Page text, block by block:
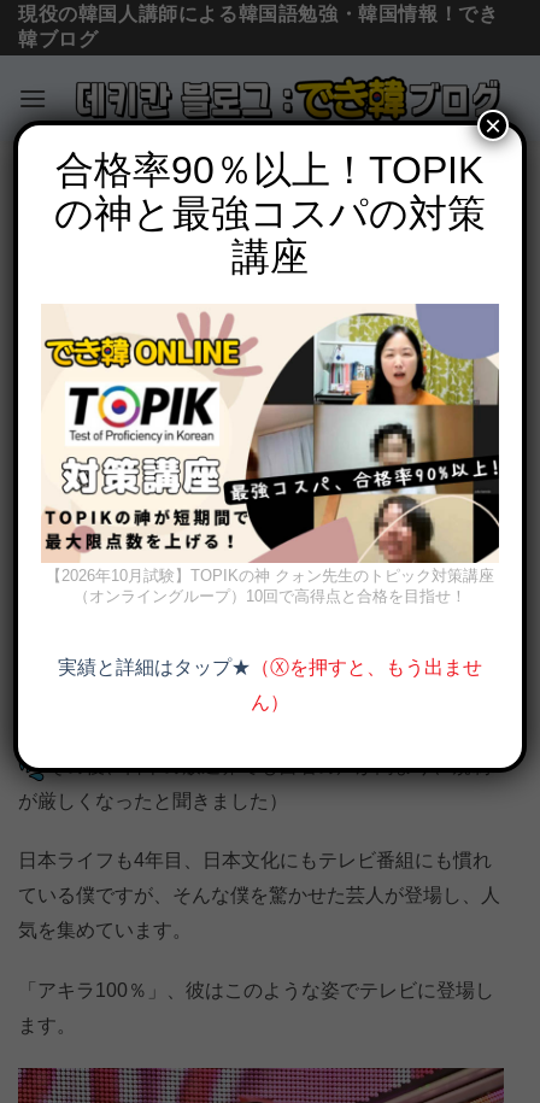
Skip
content
現役の韓国人講師による韓国語勉強・韓国情報！でき
韓ブログ
コラム＆ニュース
【日本在住 韓国人の物語】日本で人気の
裸芸人、韓国だったら？｜韓国の性文化
POSTED ON2017年10月14日 BY でき韓 パク先生
一人暮らしで家が寂しいので僕はいつもテレビ付けっぱ
なしです。
日本のテレビ番組は韓国に比べ、表現が自由で審議が厳
しくなく、韓国では考えられないシーンがしょっちゅう
出ます。
着、下着姿の女性が出るのは普通、あれでいいの？と思
うくらいエロい番組が多かったです。そのせいで僕は深
その後、日本の放送界でも自省の声が高まり、規制
が厳しくなったと聞きました）
日本ライフも4年目、日本文化にもテレビ番組にも慣れ
ている僕ですが、そんな僕を驚かせた芸人が登場し、人
気を集めています。
「アキラ100％」、彼はこのような姿でテレビに登場し
ます。
合格率90％以上！TOPIK
の神と最強コスパの対策
講座
【2026年10月試験】TOPIKの神 クォン先生のトピック対策講座
（オンライングループ）10回で高得点と合格を目指せ！
実績と詳細はタップ★ （Ⓧを押すと、もう出ませ
ん）
×